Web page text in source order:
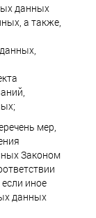
данных
а также,
мер,
Законом
иное
данных